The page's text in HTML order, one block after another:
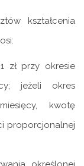
kształcenia
zł przy okresie
jeżeli okres
kwotę
proporcjonalnej